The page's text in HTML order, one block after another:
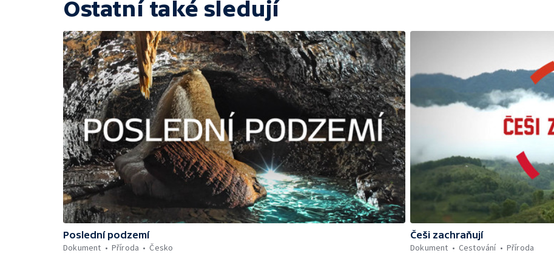
Ostatní také sledují
Poslední podzemí
Dokument
Příroda Česko
Češi zachraňují
Dokument
Cestování Příroda